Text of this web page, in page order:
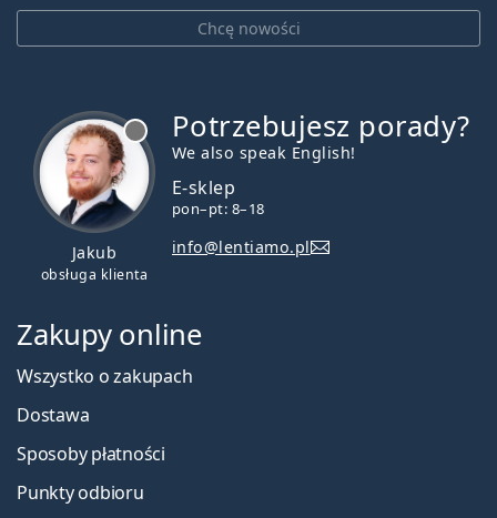
Chcę nowości
Jakub
obsługa klienta
Potrzebujesz porady?
We also speak English!
E-sklep
pon–pt: 8–18
info@lentiamo.pl
Zakupy online
Wszystko o zakupach
Dostawa
Sposoby płatności
Punkty odbioru